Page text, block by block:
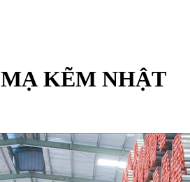
KẼM NHẬT